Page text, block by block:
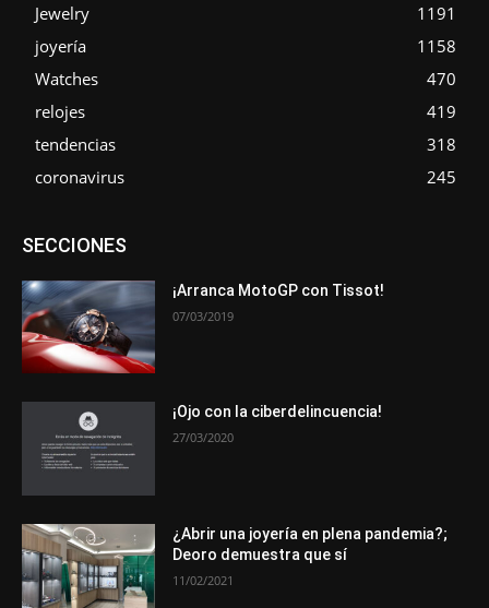
Jewelry
1191
joyería
1158
Watches
470
relojes
419
tendencias
318
coronavirus
245
SECCIONESAsociaciones
Novedades
Opiniones Premios Secciones
¡Arranca MotoGP con Tissot!
07/03/2019
¡Ojo con la ciberdelincuencia!
27/03/2020
¿Abrir una joyería en plena pandemia?;
Deoro demuestra que sí
11/02/2021